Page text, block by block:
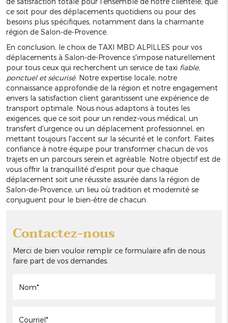
ce soit pour des déplacements quotidiens ou pour des
besoins plus spécifiques, notamment dans la charmante
région de Salon-de-Provence.
En conclusion, le choix de TAXI MBD ALPILLES pour vos
déplacements à Salon-de-Provence s'impose naturellement
pour tous ceux qui recherchent un service de taxi fiable,
ponctuel et sécurisé. Notre expertise locale, notre
connaissance approfondie de la région et notre engagement
envers la satisfaction client garantissent une expérience de
transport optimale. Nous nous adaptons à toutes les
exigences, que ce soit pour un rendez-vous médical, un
transfert d'urgence ou un déplacement professionnel, en
mettant toujours l'accent sur la sécurité et le confort. Faites
confiance à notre équipe pour transformer chacun de vos
trajets en un parcours serein et agréable. Notre objectif est de
vous offrir la tranquillité d'esprit pour que chaque
déplacement soit une réussite assurée dans la région de
Salon-de-Provence, un lieu où tradition et modernité se
conjuguent pour le bien-être de chacun.
Contactez-nous
Merci de bien vouloir remplir ce formulaire afin de nous
faire part de vos demandes.